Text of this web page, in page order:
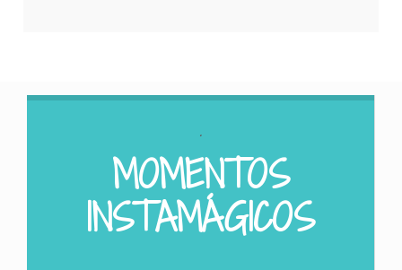
.
MOMENTOS
INSTAMÁGICOS